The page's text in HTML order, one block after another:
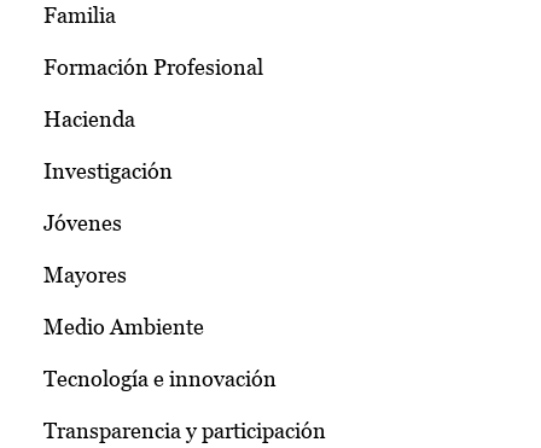
Familia
Formación Profesional
Hacienda
Investigación
Jóvenes
Mayores
Medio Ambiente
Tecnología e innovación
Transparencia y participación